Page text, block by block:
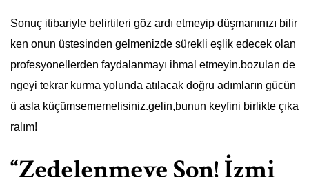
Sonuç itibariyle belirtileri göz ardı etmeyip düşmanınızı bilir
ken onun üstesinden gelmenizde sürekli eşlik edecek olan
profesyonellerden faydalanmayı ihmal etmeyin.bozulan de
ngeyi tekrar kurma yolunda atılacak doğru adımların gücün
ü asla küçümsememelisiniz.gelin,bunun keyfini birlikte çıka
ralım!
“Zedelenmeye Son! İzmi